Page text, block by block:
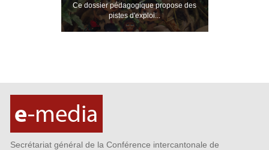
Ce dossier pédagogique propose des
pistes d'exploi...
Secrétariat général de la Conférence intercantonale de